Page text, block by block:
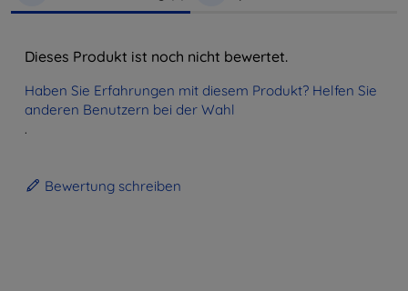
Dieses Produkt ist noch nicht bewertet.
Haben Sie Erfahrungen mit diesem Produkt? Helfen Sie
anderen Benutzern bei der Wahl
.
Bewertung schreiben